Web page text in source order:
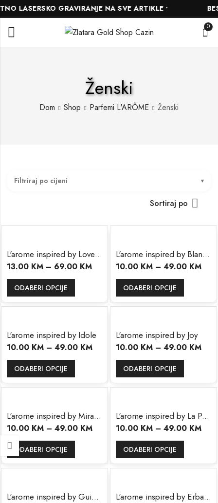
LASERSKO GRAVIRANJE NA SVE ARTIKLE •
0
Ženski
Dom Shop Parfemi L'ARÔME Ženski
Filtriraj po cijeni
Sortiraj po
L'arome inspired by Love Don't Be Shy
13.00 KM – 69.00 KM
ODABERI OPCIJE
L'arome inspired by Blanche Byredo
10.00 KM – 49.00 KM
ODABERI OPCIJE
L'arome inspired by Idole
10.00 KM – 49.00 KM
ODABERI OPCIJE
L'arome inspired by Joy
10.00 KM – 49.00 KM
ODABERI OPCIJE
L'arome inspired by Miracle
10.00 KM – 49.00 KM
ODABERI OPCIJE
L'arome inspired by La Panthere
10.00 KM – 49.00 KM
ODABERI OPCIJE
L'arome inspired by Guidance 46 L'arome inspired by Erba Pura